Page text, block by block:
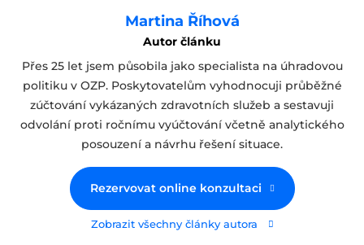
Martina Říhová
Autor článku
Přes 25 let jsem působila jako specialista na úhradovou
politiku v OZP. Poskytovatelům vyhodnocuji průběžné
zúčtování vykázaných zdravotních služeb a sestavuji
odvolání proti ročnímu vyúčtování včetně analytického
posouzení a návrhu řešení situace.
Rezervovat online konzultaci
Zobrazit všechny články autora